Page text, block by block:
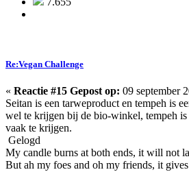
Re:Vegan Challenge
« Reactie #15 Gepost op: 09 september
Seitan is een tarweproduct en tempeh is
wel te krijgen bij de bio-winkel, tempeh
vaak te krijgen.
Gelogd
My candle burns at both ends, it will not
But ah my foes and oh my friends, it